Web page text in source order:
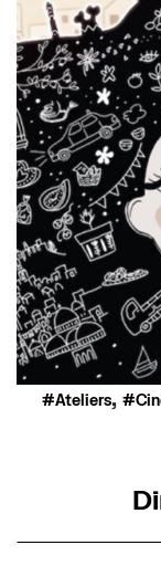
Ateliers,